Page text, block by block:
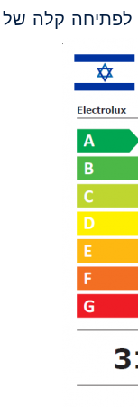
לפתיחה קלה